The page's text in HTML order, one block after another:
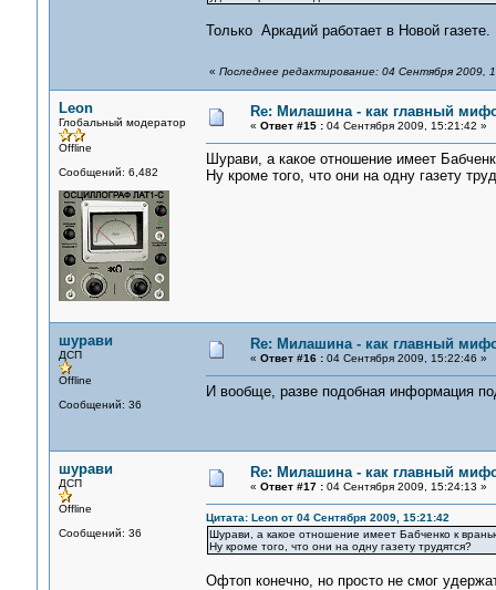
Только Аркадий работает в Новой газете.
« Последнее редактирование: 04 Сентября 2009,
Leon
Глобальный модератор
Offline
Сообщений: 6,482
Re: Милашина - как главный
« Ответ #15 :04 Сентября 2009, 15:21:42 »
Шурави, а какое отношение имеет
Ну кроме того, что они на одну газету
шурави
ДСП
Offline
Сообщений: 36
Re: Милашина - как главный
« Ответ #16 :04 Сентября 2009, 15:22:46 »
И вообще, разве подобная информация
шурави
ДСП
Offline
Сообщений: 36
Re: Милашина - как главный
« Ответ #17 :04 Сентября 2009, 15:24:13 »
Цитата: Leon от 04 Сентября 2009, 15:21:42
Шурави, а какое отношение имеет Бабченко к
Ну кроме того, что они на одну газету трудятся?
Офтоп конечно, но просто не смог